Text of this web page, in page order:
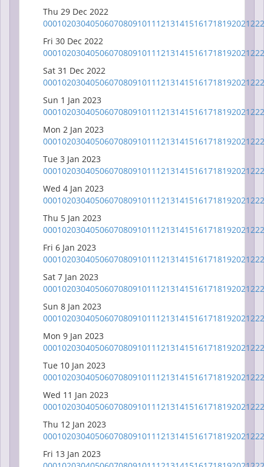
Thu 29 Dec 2022
000102030405060708091011 1213141516171819202122
Fri 30 Dec 2022
000102030405060708091011 1213141516171819202122
Sat 31 Dec 2022
000102030405060708091011 1213141516171819202122
Sun 1 Jan 2023
000102030405060708091011 1213141516171819202122
Mon 2 Jan 2023
000102030405060708091011 1213141516171819202122
Tue 3 Jan 2023
000102030405060708091011 1213141516171819202122
Wed 4 Jan 2023
000102030405060708091011 1213141516171819202122
Thu 5 Jan 2023
000102030405060708091011 1213141516171819202122
Fri 6 Jan 2023
000102030405060708091011 1213141516171819202122
Sat 7 Jan 2023
000102030405060708091011 1213141516171819202122
Sun 8 Jan 2023
000102030405060708091011 1213141516171819202122
Mon 9 Jan 2023
000102030405060708091011 1213141516171819202122
Tue 10 Jan 2023
000102030405060708091011 1213141516171819202122
Wed 11 Jan 2023
000102030405060708091011 1213141516171819202122
Thu 12 Jan 2023
000102030405060708091011 1213141516171819202122
Fri 13 Jan 2023